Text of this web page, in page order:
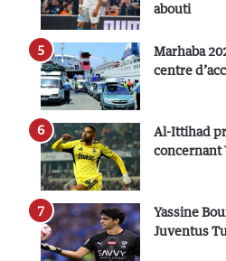
abouti
Marhaba
centre
Al-Ittihad
concernant
Yassine
Juventus